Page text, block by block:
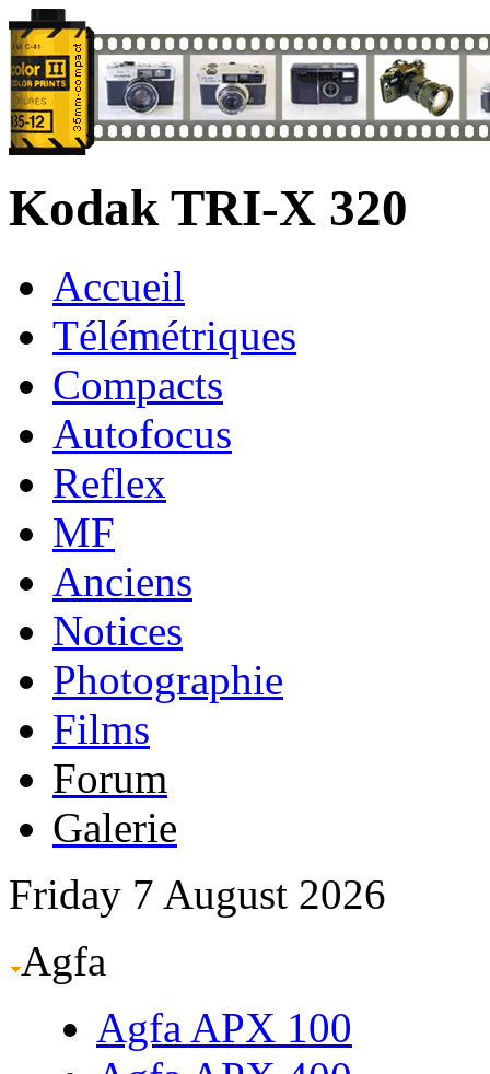
Kodak TRI-X 320
Accueil
Télémétriques
Compacts
Autofocus
Reflex
MF
Anciens
Notices
Photographie
Films
Forum
Galerie
Friday 7 August 2026
Agfa
Agfa APX 100